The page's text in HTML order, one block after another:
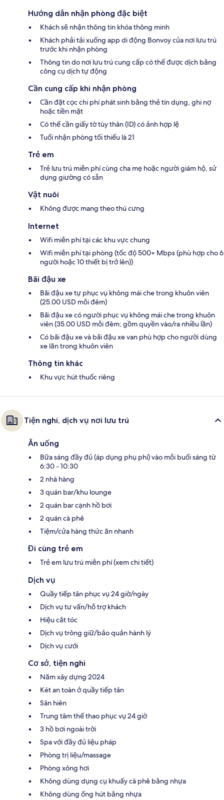
Hướng dẫn nhận phòng đặc biệt
Khách sẽ nhận thông tin khóa thông minh
Khách phải tải xuống app di động Bonvoy của nơi lưu trú
trước khi nhận phòng
Thông tin do nơi lưu trú cung cấp có thể được dịch bằng
công cụ dịch tự động
Cần cung cấp khi nhận phòng
Cần đặt cọc chi phí phát sinh bằng thẻ tín dụng, ghi nợ
hoặc tiền mặt
Có thể cần giấy tờ tùy thân (ID) có ảnh hợp lệ
Tuổi nhận phòng tối thiểu là 21
Trẻ em
Trẻ lưu trú miễn phí cùng cha mẹ hoặc người giám hộ, sử
dụng giường có sẵn
Vật nuôi
Không được mang theo thú cưng
Internet
Wifi miễn phí tại các khu vực chung
Wifi miễn phí tại phòng (tốc độ 500+ Mbps (phù hợp cho 6
người hoặc 10 thiết bị trở lên))
Bãi đậu xe
Bãi đậu xe tự phục vụ không mái che trong khuôn viên
(25.00 USD mỗi đêm)
Bãi đậu xe có người phục vụ không mái che trong khuôn
viên (35.00 USD mỗi đêm; gồm quyền vào/ra nhiều lần)
Có bãi đậu xe và bãi đậu xe van phù hợp cho người dùng
xe lăn trong khuôn viên
Thông tin khác
Khu vực hút thuốc riêng
Tiện nghi, dịch vụ nơi lưu trú
Ăn uống
Bữa sáng đầy đủ (áp dụng phụ phí) vào mỗi buổi sáng từ
6:30 - 10:30
2 nhà hàng
3 quán bar/khu lounge
2 quán bar cạnh hồ bơi
2 quán cà phê
Tiệm/cửa hàng thức ăn nhanh
Đi cùng trẻ em
Trẻ em lưu trú miễn phí (xem chi tiết)
Dịch vụ
Quầy tiếp tân phục vụ 24 giờ/ngày
Dịch vụ tư vấn/hỗ trợ khách
Hiệu cắt tóc
Dịch vụ trông giữ/bảo quản hành lý
Dịch vụ cưới
Cơ sở, tiện nghi
Năm xây dựng 2024
Két an toàn ở quầy tiếp tân
Sân hiên
Trung tâm thể thao phục vụ 24 giờ
3 hồ bơi ngoài trời
Spa với đầy đủ liệu pháp
Phòng trị liệu/massage
Phòng xông hơi
Không dùng dụng cụ khuấy cà phê bằng nhựa
Không dùng ống hút bằng nhựa